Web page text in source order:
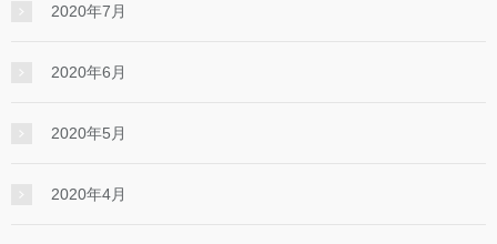
2020年7月
2020年6月
2020年5月
2020年4月